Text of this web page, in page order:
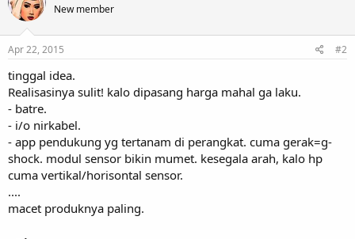
New member
Apr 22, 2015 #2
tinggal idea.
Realisasinya sulit! kalo dipasang harga mahal ga laku.
- batre.
- i/o nirkabel.
- app pendukung yg tertanam di perangkat. cuma gerak=g-
shock. modul sensor bikin mumet. kesegala arah, kalo hp
cuma vertikal/horisontal sensor.
....
macet produknya paling.